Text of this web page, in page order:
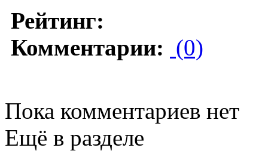
Рейтинг:
Комментарии: (0)
Пока комментариев нет
Ещё в разделе